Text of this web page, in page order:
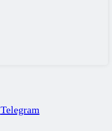
Telegram